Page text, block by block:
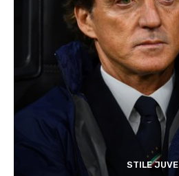
STILE JUVE